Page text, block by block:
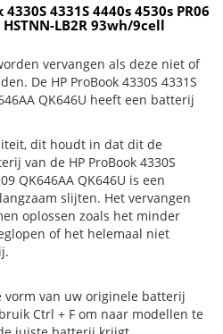
4331S 4440s 4530s PR06
HSTNN-LB2R 93wh/9cell
vervangen als deze niet of
De HP ProBook 4330S 4331S
QK646U heeft een batterij
dit houdt in dat dit de
van de HP ProBook 4330S
QK646AA QK646U is een
slijten. Het vervangen
oplossen zoals het minder
of het helemaal niet
vorm van uw originele batterij
Ctrl + F om naar modellen te